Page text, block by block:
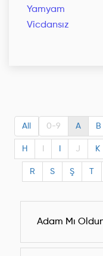
Yamyam
Vicdansız
All 0-9 A B
H J K
R S Ş
Adam Mı